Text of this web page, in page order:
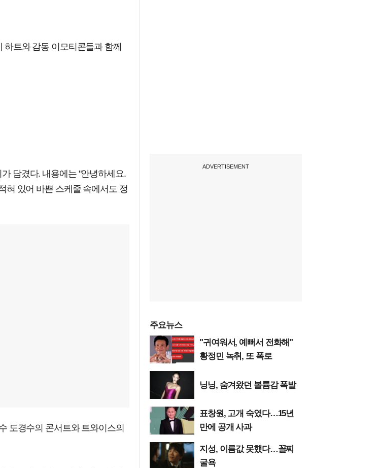
트와 감동 이모티콘들과 함께
담겼다. 내용에는 "안녕하세요.
혀 있어 바쁜 스케줄 속에서도 정
도경수의 콘서트와 트와이스의
ADVERTISEMENT
주요뉴스
"귀여워서, 예뻐서 전화해"
황정민 녹취, 또 폭로
닝닝, 숨겨왔던 볼륨감 폭발
표창원, 고개 숙였다…15년
만에 공개 사과
지성, 이름값 못했다…꼴찌
굴욕